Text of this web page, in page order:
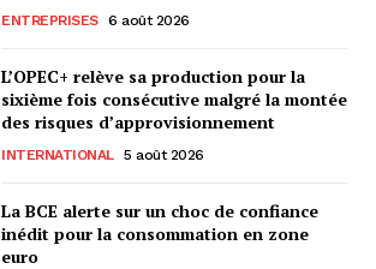
ENTREPRISES 6 août 2026
L’OPEC+ relève sa production pour la
sixième fois consécutive malgré la montée
des risques d’approvisionnement
INTERNATIONAL 5 août 2026
La BCE alerte sur un choc de confiance
inédit pour la consommation en zone
euro